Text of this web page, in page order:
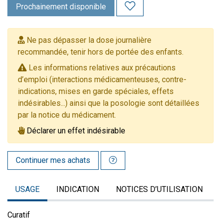
Prochainement disponible
Ne pas dépasser la dose journalière
recommandée, tenir hors de portée des enfants.
Les informations relatives aux précautions
d’emploi (interactions médicamenteuses, contre-
indications, mises en garde spéciales, effets
indésirables...) ainsi que la posologie sont détaillées
par la notice du médicament.
Déclarer un effet indésirable
Continuer mes achats
USAGE INDICATION NOTICES D’UTILISATION
Curatif